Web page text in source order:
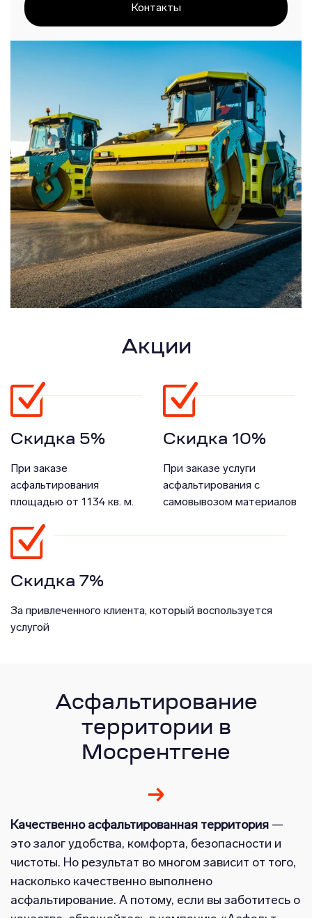
Контакты
Акции
Скидка 5%
При заказе
асфальтирования
площадью от 1134 кв. м.
Скидка 10%
При заказе услуги
асфальтирования с
самовывозом материалов
Скидка 7%
За привлеченного клиента, который воспользуется
услугой
Асфальтирование
территории в
Мосрентгене
Качественно асфальтированная территория —
это залог удобства, комфорта, безопасности и
чистоты. Но результат во многом зависит от того,
насколько качественно выполнено
асфальтирование. А потому, если вы заботитесь о